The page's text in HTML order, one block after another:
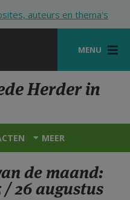
auteurs en thema's
MENU
Herder in
MEER
de maand:
/ 26 augustus